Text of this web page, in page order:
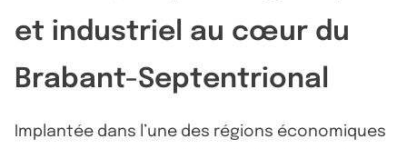
et industriel au cœur du
Brabant-Septentrional
Implantée dans l’une des régions économiques